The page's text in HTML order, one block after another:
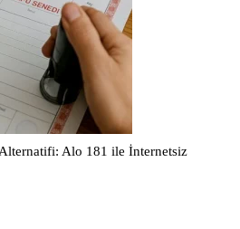
Alo 181 ile İnternetsiz